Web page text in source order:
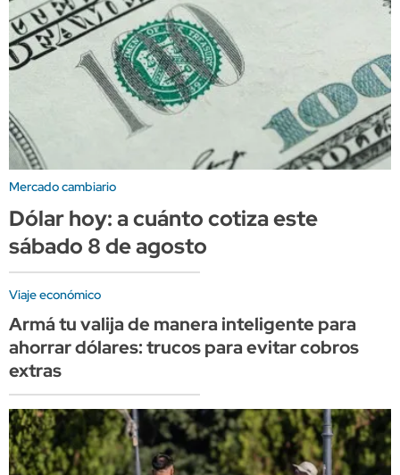
Mercado cambiario
Dólar hoy: a cuánto cotiza este
sábado 8 de agosto
Viaje económico
Armá tu valija de manera inteligente para
ahorrar dólares: trucos para evitar cobros
extras